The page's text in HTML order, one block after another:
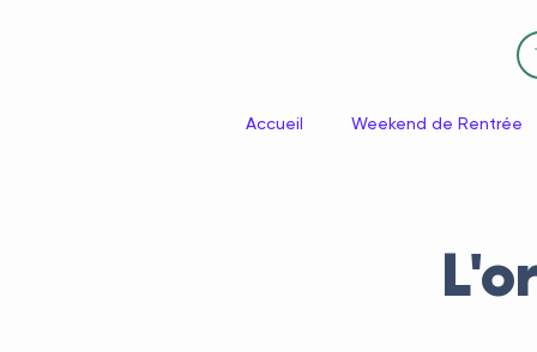
Accueil Weekend de Rentrée